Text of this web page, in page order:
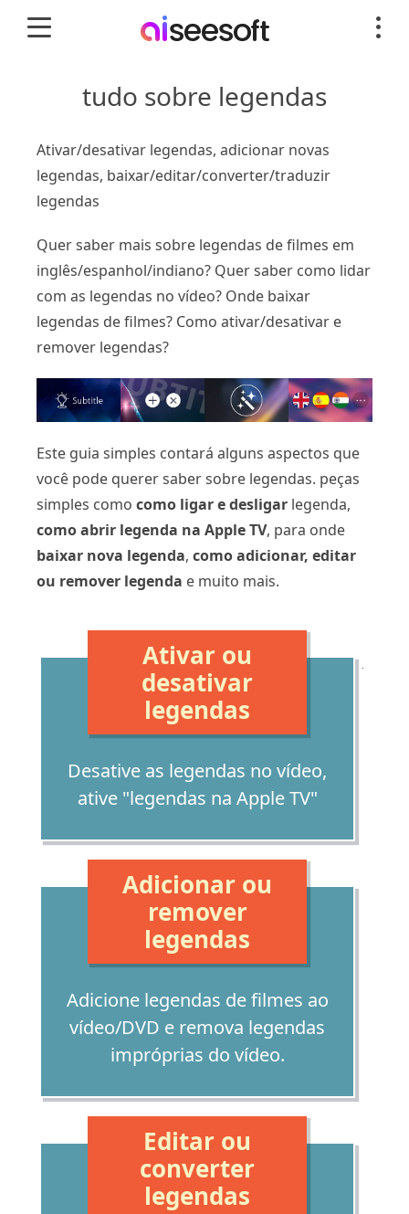
tudo sobre legendas
Ativar/desativar legendas, adicionar novas
legendas, baixar/editar/converter/traduzir
legendas
Quer saber mais sobre legendas de filmes em
inglês/espanhol/indiano? Quer saber como lidar
com as legendas no vídeo? Onde baixar
legendas de filmes? Como ativar/desativar e
remover legendas?
Este guia simples contará alguns aspectos que
você pode querer saber sobre legendas. peças
simples como como ligar e desligar legenda,
como abrir legenda na Apple TV, para onde
baixar nova legenda, como adicionar, editar
ou remover legenda e muito mais.
Ativar ou
desativar
legendas
Desative as legendas no vídeo,
ative "legendas na Apple TV"
.
Adicionar ou
remover
legendas
Adicione legendas de filmes ao
vídeo/DVD e remova legendas
impróprias do vídeo.
Editar ou
converter
legendas